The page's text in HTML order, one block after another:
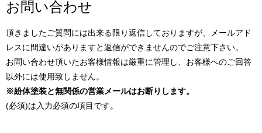
お問い合わせ
頂きましたご質問には出来る限り返信しておりますが、メールアド
レスに間違いがありますと返信ができませんのでご注意下さい。
お問い合わせ頂いたお客様情報は厳重に管理し、お客様へのご回答
以外には使用致しません。
※紛体塗装と無関係の営業メールはお断りします。
(必須)は入力必須の項目です。